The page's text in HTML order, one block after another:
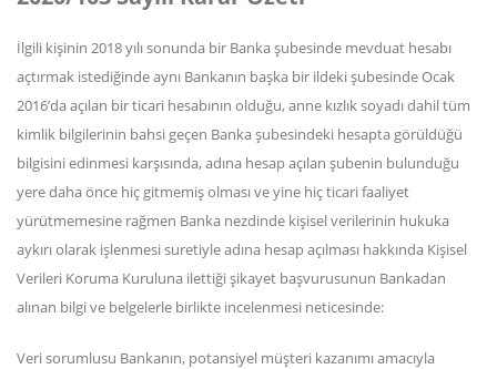
İlgili kişinin 2018 yılı sonunda bir Banka şubesinde mevduat hesabı
açtırmak istediğinde aynı Bankanın başka bir ildeki şubesinde Ocak
2016’da açılan bir ticari hesabının olduğu, anne kızlık soyadı dahil tüm
kimlik bilgilerinin bahsi geçen Banka şubesindeki hesapta görüldüğü
bilgisini edinmesi karşısında, adına hesap açılan şubenin bulunduğu
yere daha önce hiç gitmemiş olması ve yine hiç ticari faaliyet
yürütmemesine rağmen Banka nezdinde kişisel verilerinin hukuka
aykırı olarak işlenmesi suretiyle adına hesap açılması hakkında Kişisel
Verileri Koruma Kuruluna ilettiği şikayet başvurusunun Bankadan
alınan bilgi ve belgelerle birlikte incelenmesi neticesinde:
Veri sorumlusu Bankanın, potansiyel müşteri kazanımı amacıyla